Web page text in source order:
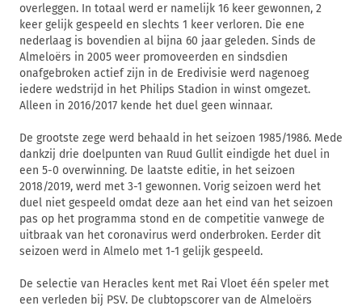
overleggen. In totaal werd er namelijk 16 keer gewonnen, 2
keer gelijk gespeeld en slechts 1 keer verloren. Die ene
nederlaag is bovendien al bijna 60 jaar geleden. Sinds de
Almeloërs in 2005 weer promoveerden en sindsdien
onafgebroken actief zijn in de Eredivisie werd nagenoeg
iedere wedstrijd in het Philips Stadion in winst omgezet.
Alleen in 2016/2017 kende het duel geen winnaar.
De grootste zege werd behaald in het seizoen 1985/1986. Mede
dankzij drie doelpunten van Ruud Gullit eindigde het duel in
een 5-0 overwinning. De laatste editie, in het seizoen
2018/2019, werd met 3-1 gewonnen. Vorig seizoen werd het
duel niet gespeeld omdat deze aan het eind van het seizoen
pas op het programma stond en de competitie vanwege de
uitbraak van het coronavirus werd onderbroken. Eerder dit
seizoen werd in Almelo met 1-1 gelijk gespeeld.
De selectie van Heracles kent met Rai Vloet één speler met
een verleden bij PSV. De clubtopscorer van de Almeloërs